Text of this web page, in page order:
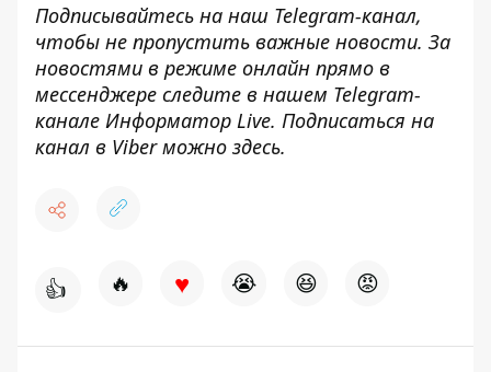
Подписывайтесь на наш Telegram-канал,
чтобы не пропустить важные новости. За
новостями в режиме онлайн прямо в
мессенджере следите в нашем Telegram-
канале Информатор Live. Подписаться на
канал в Viber можно здесь.
👍 🔥 ♥ 😭 😆 😡